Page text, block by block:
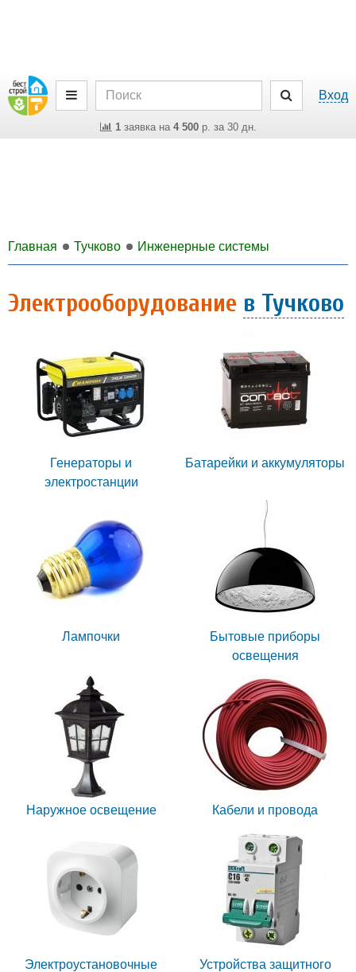
Вход
1заявка на 4 500р. за 30 дн.
Главная Тучково Инженерные системы
Электрооборудование в Тучково
Генераторы и
электростанции
Батарейки и аккумуляторы
Лампочки
Бытовые приборы
освещения
Наружное освещение Кабели и провода
Электроустановочные
Устройства защитного